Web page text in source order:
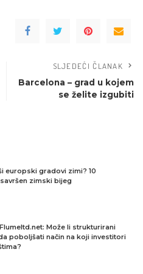
SLJEDEĆI ČLANAK
Barcelona – grad u kojem
se želite izgubiti
europski gradovi zimi? 10
zimski bijeg
Može li strukturirani
poboljšati način na koji investitori